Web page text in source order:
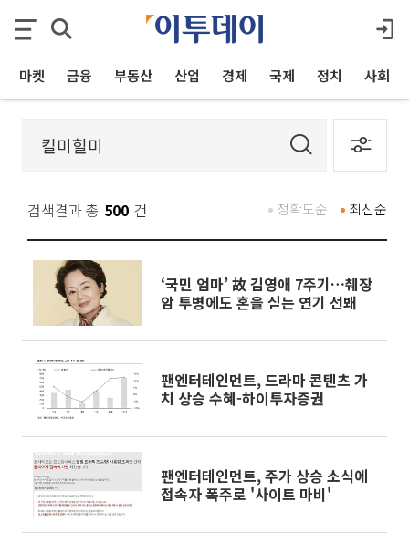
마켓 금융 부동산 산업 경제 국제 정치 사회
검색결과 총 500 건 최신순
정확도순
‘국민 엄마’ 故 김영애 7주기…췌장
암 투병에도 혼을 싣는 연기 선봬
팬엔터테인먼트, 드라마 콘텐츠 가
치 상승 수혜-하이투자증권
팬엔터테인먼트, 주가 상승 소식에
접속자 폭주로 '사이트 마비'